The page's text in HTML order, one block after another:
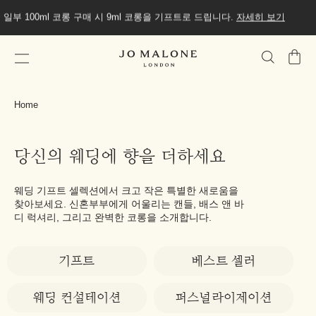
일부 100ml 코롱 구매 시 9ml 코롱을 기프트로 드립니다. 자세히 보기
가
Home
당신의 웨딩에 향을 더하세요
웨딩 기프트 셀렉션에서 크고 작은 특별한 새로움을
찾아보세요. 신혼부부에게 어울리는 캔들, 배스 앤 바
디 럭셔리, 그리고 완벽한 코롱을 소개합니다.
기프트 베스트 셀러
웨딩 컨설테이션 퍼스널라이제이션